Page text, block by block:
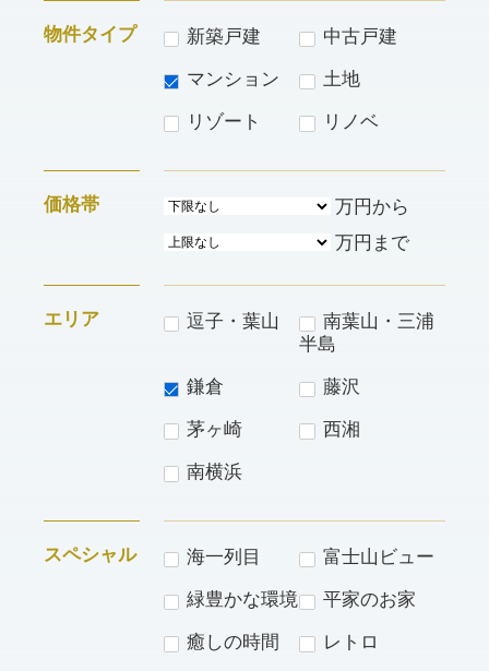
物件タイプ 新築戸建
中古戸建
マンション
土地
リゾート
リノベ
価格帯
万円から
万円まで
エリア 逗子・葉山
南葉山・三浦
半島
鎌倉
藤沢
茅ヶ崎
西湘
南横浜
スペシャル 海一列目
富士山ビュー
緑豊かな環境
平家のお家
癒しの時間
レトロ